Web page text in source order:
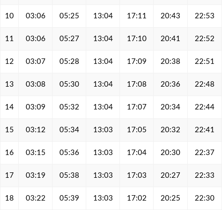
10 03:06 05:25 13:04 17:11 20:43 22:53
11 03:06 05:27 13:04 17:10 20:41 22:52
12 03:07 05:28 13:04 17:09 20:38 22:51
13 03:08 05:30 13:04 17:08 20:36 22:48
14 03:09 05:32 13:04 17:07 20:34 22:44
15 03:12 05:34 13:03 17:05 20:32 22:41
16 03:15 05:36 13:03 17:04 20:30 22:37
17 03:19 05:38 13:03 17:03 20:27 22:33
18 03:22 05:39 13:03 17:02 20:25 22:30